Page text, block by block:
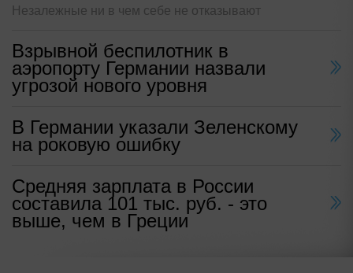
Незалежные ни в чем себе не отказывают
Взрывной беспилотник в
аэропорту Германии назвали
угрозой нового уровня
В Германии указали Зеленскому
на роковую ошибку
Средняя зарплата в России
составила 101 тыс. руб. - это
выше, чем в Греции